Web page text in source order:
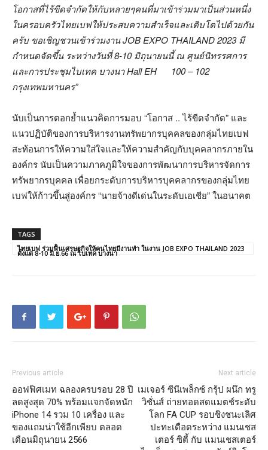
โอกาสที่ไร้ขีดจำกัดให้กับหลายๆคนที่มาเข้าร่วมมาเป็นส่วนหนึ่ง
ในครอบครัวไทยเบฟให้ประสบความสำเร็จและเติบโตไปด้วยกัน
ครับ ขอเชิญชวนเข้าร่วมงาน JOB EXPO THAILAND 2023 มี
กำหนดจัดขึ้น ระหว่างวันที่ 8-10 มิถุนายนนี้ ณ ศูนย์นิทรรศการ
และการประชุมไบเทค บางนา Hall EH 100 – 102
กรุงเทพมหานคร”
นับเป็นการตอกย้ำแนวคิดการมอบ “โอกาส .. ไร้ขีดจำกัด” และ
แนวปฏิบัติของการบริหารงานทรัพยากรบุคคลของกลุ่มไทยเบฟ
สะท้อนการให้ความใส่ใจและให้ความสำคัญกับบุคคลากรภายใน
องค์กร นับเป็นความภาคภูมิใจของการพัฒนาการบริหารจัดการ
ทรัพยากรบุคคล เพื่อยกระดับการบริหารบุคคลากรของกลุ่มไทย
เบฟให้ก้าวขึ้นสู่องค์กร “นายจ้างดีเด่นในระดับเอเชีย” ในอนาคต
TAGS
ไทยเบฟ ร่วมฟื้นเศรษฐกิจให้คนไทยมีงานทำ ในงาน JOB EXPO THAILAND 2023
ตั้งแต่ 8-10 มิ.ย.66 ณ ไบเทค บางนา
Previous article
ออฟฟิศเมท ฉลองครบรอบ 28 ปี
ลดสูงสุด 70% พร้อมแจกจัดหนัก
iPhone 14 รวม 10 เครื่อง และ
ของแถมน่าใช้อีกเพียบ ตลอด
เดือนมิถุนายน 2566
Next article
เมเจอร์ ซีนีเพล็กซ์ กรุ้ป ผนึก ทรู
วิชั่นส์ ถ่ายทอดสดแมตช์ระดับ
โลก FA CUP รอบชิงชนะเลิศ
ปะทะเดือดระหว่าง แมนเชส
เตอร์ ซิตี้ กับ แมนเชสเตอร์